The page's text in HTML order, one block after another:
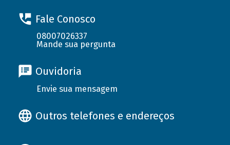
Fale Conosco
08007026337
Mande sua pergunta
Ouvidoria
Envie sua mensagem
Outros telefones e endereços